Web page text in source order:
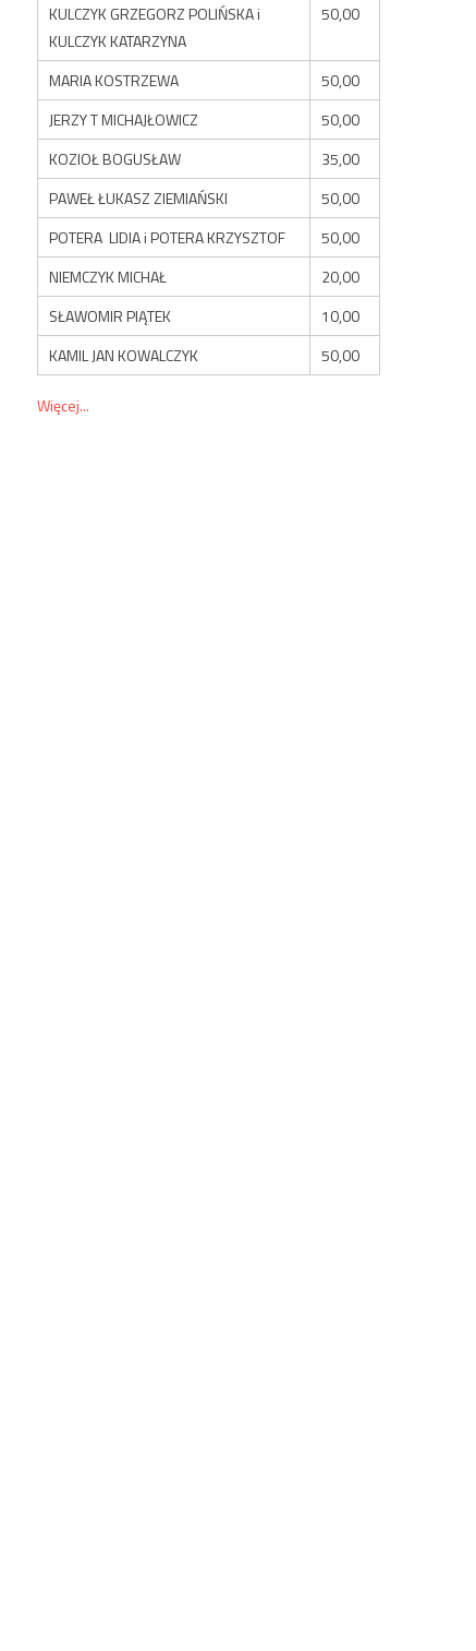
KULCZYK GRZEGORZ POLIŃSKA i
KULCZYK KATARZYNA
50,00
MARIA KOSTRZEWA
50,00
JERZY T MICHAJŁOWICZ
50,00
KOZIOŁ BOGUSŁAW
35,00
PAWEŁ ŁUKASZ ZIEMIAŃSKI
50,00
POTERA LIDIA i POTERA KRZYSZTOF
50,00
NIEMCZYK MICHAŁ
20,00
SŁAWOMIR PIĄTEK
10,00
KAMIL JAN KOWALCZYK
50,00
Więcej...